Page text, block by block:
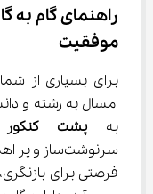
موفقیت
به پشت کنکور
سرنوشت‌ساز